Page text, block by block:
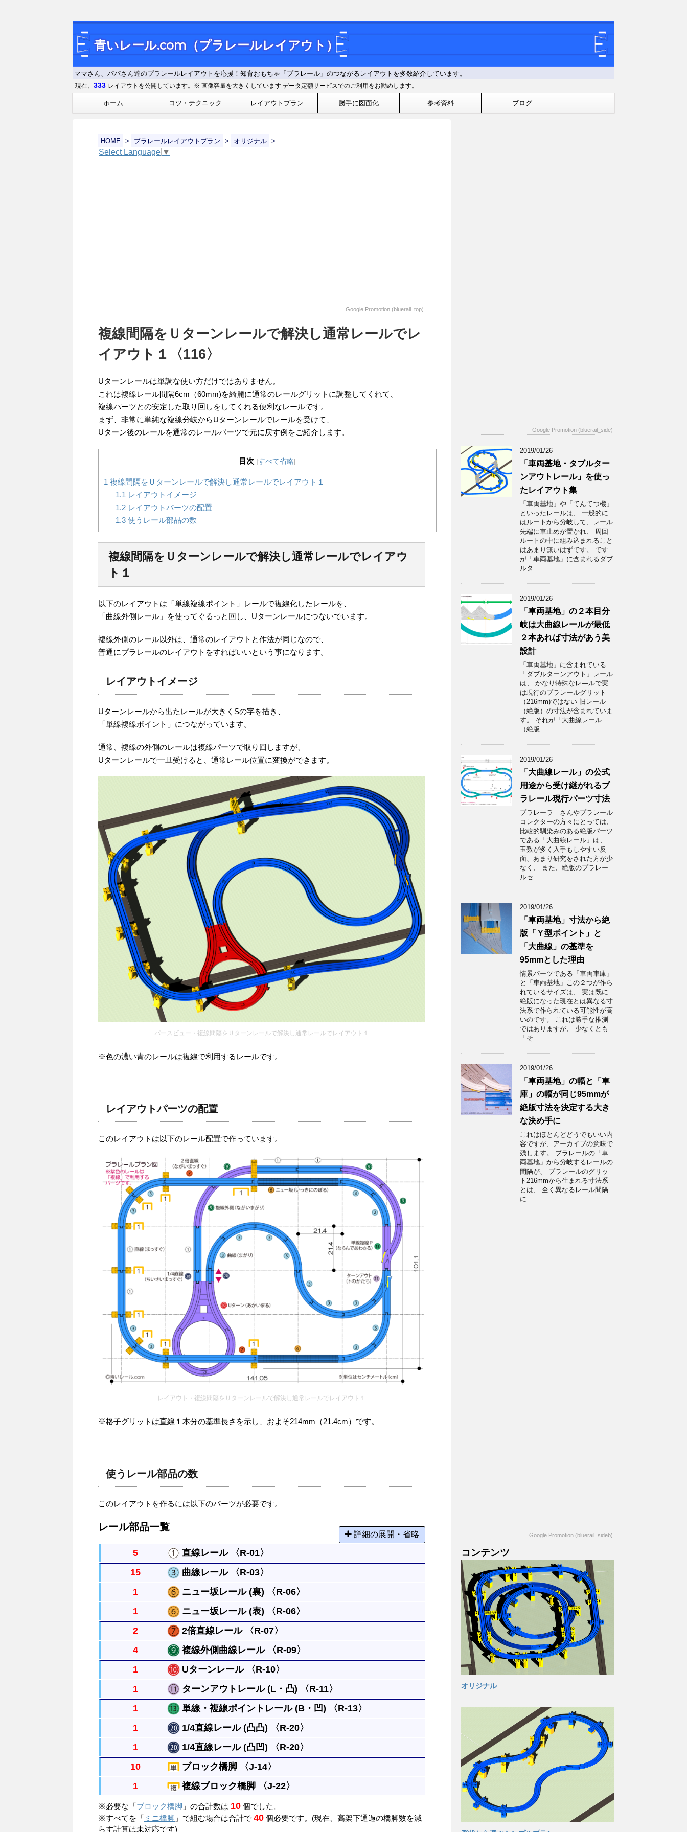
青いレール.com（プラレールレイアウト）
ママさん、パパさん達のプラレールレイアウトを応援！知育おもちゃ「プラレール」のつながるレイアウトを多数紹介しています。
現在、 333 レイアウトを公開しています。※ 画像容量を大きくしています データ定額サービスでのご利用をお勧めします。
ホーム コツ・テクニック レイアウトプラン 勝手に図面化 参考資料 ブログ
HOME > プラレールレイアウトプラン > オリジナル >
Select Language ▼
Google Promotion (bluerail_top)
複線間隔をＵターンレールで解決し通常レールでレ
イアウト１〈116〉
Uターンレールは単調な使い方だけではありません。
これは複線レール間隔6cm（60mm)を綺麗に通常のレールグリットに調整してくれて、
複線パーツとの安定した取り回しをしてくれる便利なレールです。
まず、非常に単純な複線分岐からUターンレールでレールを受けて、
Uターン後のレールを通常のレールパーツで元に戻す例をご紹介します。
目次 [すべて省略]
1 複線間隔をＵターンレールで解決し通常レールでレイアウト１
1.1 レイアウトイメージ
1.2レイアウトパーツの配置
1.3使うレール部品の数
複線間隔をＵターンレールで解決し通常レールでレイアウ
ト１
以下のレイアウトは「単線複線ポイント」レールで複線化したレールを、
「曲線外側レール」を使ってぐるっと回し、Uターンレールにつないでいます。
複線外側のレール以外は、通常のレイアウトと作法が同じなので、
普通にプラレールのレイアウトをすればいいという事になります。
レイアウトイメージ
Uターンレールから出たレールが大きくSの字を描き、
「単線複線ポイント」につながっています。
通常、複線の外側のレールは複線パーツで取り回しますが、
Uターンレールで一旦受けると、通常レール位置に変換ができます。
パースビュー・複線間隔をＵターンレールで解決し通常レールでレイアウト１
※色の濃い青のレールは複線で利用するレールです。
レイアウトパーツの配置
このレイアウトは以下のレール配置で作っています。
レイアウト・複線間隔をＵターンレールで解決し通常レールでレイアウト１
※格子グリットは直線１本分の基準長さを示し、およそ214mm（21.4cm）です。
使うレール部品の数
このレイアウトを作るには以下のパーツが必要です。
レール部品一覧
詳細の展開・省略
5 直線レール 〈R-01〉
まっすぐなレールですべてのレールの基本になる長さです。
15 曲線レール 〈R-03〉
曲がったレールで半径は直線レール１本と同じです。円には８本必要です。
1 ニュー坂レール (裏) 〈R-06〉
直線レール２本の長さで橋脚ブロックの高さまで上げられます。両面使う事ができます。
（パーツに表裏の決まりはありませんが、上る方向に向かって凸を表として区別していま
1 ニュー坂レール (表) 〈R-06〉
直線レール２本の長さで橋脚ブロックの高さまで上げられます。両面使う事ができます。
（パーツに表裏の決まりはありませんが、上る方向に向かって凸を表として区別していま
2 2倍直線レール 〈R-07〉
直線レール２本の長さのある真っすぐなレールです。
4 複線外側曲線レール 〈R-09〉
複線曲線レール外側の長い方のレールを１本だけ使う場合のレールです。
1 Uターンレール 〈R-10〉
複線レール幅とつないで、Uターンさせるレールです。
1 ターンアウトレール (L・凸) 〈R-11〉
直線レールから分かれるレールです。曲がったレールは曲線レール１本と同じ長さです。
1 単線・複線ポイントレール (B・凹) 〈R-13〉
１本のレールから複線レールに分けるレールです。
1 1/4直線レール (凸凸) 〈R-20〉
直線レールの1/4の長さの真っすぐなレールです。つなぎ目が凸凸、凸凹、凹凹になった３
種類があります。
1 1/4直線レール (凸凹) 〈R-20〉
直線レールの1/4の長さの真っすぐなレールです。つなぎ目が凸凸、凸凹、凹凹になった３
種類があります。
10 ブロック橋脚 〈J-14〉
1 複線ブロック橋脚 〈J-22〉
複線の高架をつくるときにレールをささえます。上に何段も重ねることができます。
※必要な「ブロック橋脚 」の合計数は 10 個でした。
※すべてを「 ミニ橋脚 」で組む場合は合計で 40 個必要です。(現在、高架下通過の橋脚数を減
らす計算は未対応です)
Google Promotion (bluerail_side)
2019/01/26
「車両基地・タブルター
ンアウトレール」を使っ
たレイアウト集
「車両基地」や「てんてつ機」
といったレールは、 一般的に
はルートから分岐して、レール
先端に車止めが置かれ、 周回
ルートの中に組み込まれること
はあまり無いはずです。 です
が「車両基地」に含まれるダブ
ルタ ...
2019/01/26
「車両基地」の２本目分
岐は大曲線レールが最低
２本あれば寸法があう美
設計
「車両基地」に含まれている
「ダブルターンアウト」レール
は、 かなり特殊なレ―ルで実
は現行のプラレールグリット
（216mm)ではない 旧レール
（絶版）の寸法が含まれていま
す。 それが「大曲線レール
（絶版 ...
2019/01/26
「大曲線レール」の公式
用途から受け継がれるプ
ラレール現行パーツ寸法
プラレーラ―さんやプラレール
コレクターの方々にとっては、
比較的馴染みのある絶版パーツ
である「大曲線レール」は、
玉数が多く入手もしやすい反
面、あまり研究をされた方が少
なく、 また、絶版のプラレー
ルセ ...
2019/01/26
「車両基地」寸法から絶
版「Ｙ型ポイント」と
「大曲線」の基準を
95mmとした理由
情景パーツである「車両車庫」
と「車両基地」この２つが作ら
れているサイズは、 実は既に
絶版になった現在とは異なる寸
法系で作られている可能性が高
いのです。 これは勝手な推測
ではありますが、 少なくとも
「そ ...
2019/01/26
「車両基地」の幅と「車
庫」の幅が同じ95mmが
絶版寸法を決定する大き
な決め手に
これはほとんどどうでもいい内
容ですが、アーカイブの意味で
残します。 プラレールの「車
両基地」から分岐するレールの
間隔が、 プラレールのグリッ
ト216mmから生まれる寸法系
とは、 全く異なるレール間隔
に ...
Google Promotion (bluerail_sideb)
コンテンツ
オリジナル